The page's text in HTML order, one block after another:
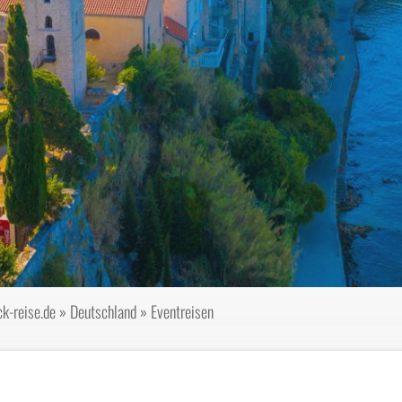
reise.de» Deutschland» Eventreisen